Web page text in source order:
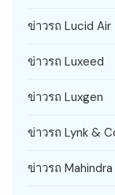
ข่าวรถ Lucid Air
ข่าวรถ Luxeed
ข่าวรถ Luxgen
ข่าวรถ Lynk &
ข่าวรถ Mahindra